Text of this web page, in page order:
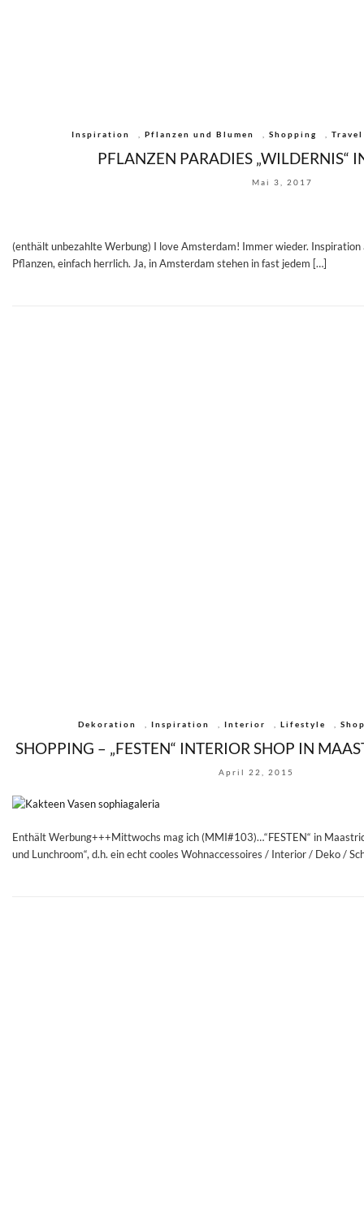
Inspiration Pflanzen und Blumen Shopping Travel
PFLANZEN PARADIES „WILDERNIS“
Mai 3, 2017
(enthält unbezahlte Werbung) I love Amsterdam! Immer wieder. Inspiration
Pflanzen, einfach herrlich. Ja, in Amsterdam stehen in fast jedem […]
Dekoration Inspiration Interior Lifestyle
SHOPPING – „FESTEN“ INTERIOR SHOP IN
April 22, 2015
Enthält Werbung+++Mittwochs mag ich (MMI#103)…“FESTEN“ in
und Lunchroom“, d.h. ein echt cooles Wohnaccessoires / Interior / Deko /